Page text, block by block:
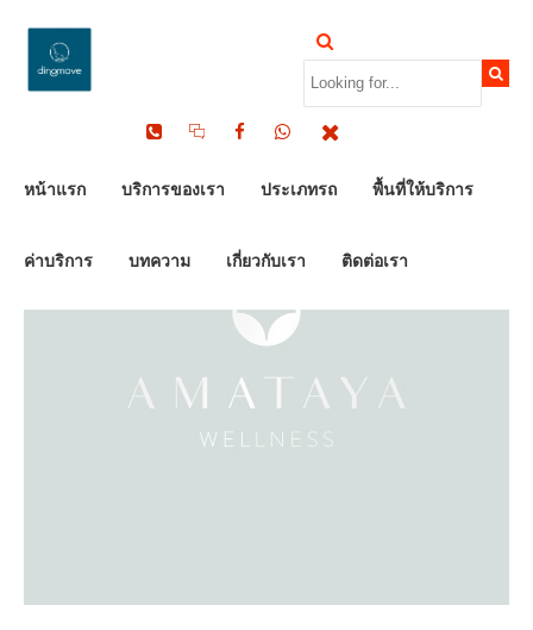
หน้าแรก บริการของเรา ประเภทรถ พื้นที่ให้บริการ
ค่าบริการ บทความ เกี่ยวกับเรา ติดต่อเรา